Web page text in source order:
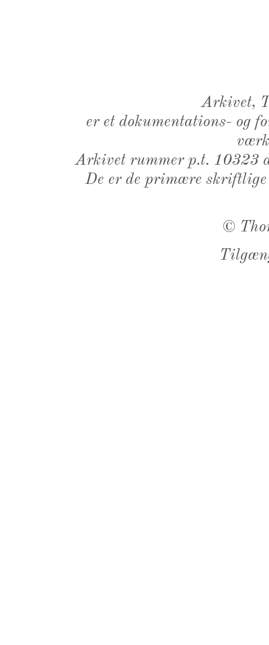
Arkivet,
er et dokumentations- og
Arkivet rummer p.t. 10323
De er de primære
©